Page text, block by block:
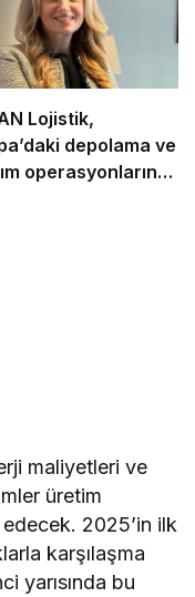
Lojistik,
depolama ve
operasyonlarına
maliyetleri ve
üretim
2025’in ilk
karşılaşma
yarısında bu